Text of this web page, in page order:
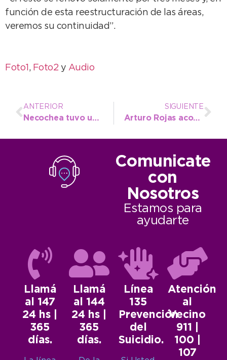
función de esta reestructuración de las áreas,
veremos su continuidad”.
Foto1 , Foto2 y Audio
ANTERIOR
Necochea tuvo un 63% de ocupación hotelera el fin de semana
SIGUIENTE
Arturo Rojas acompañó las actividades del Festival con las Escuelas de Verano
Comunicate
con
Nosotros
Estamos para
ayudarte
Llamá
al 147
24 hs |
365
días.
Llamá
al 144
24 hs |
365
días.
Línea
135
Prevención
del
Suicidio.
Atención
al
Vecino
911 |
100 |
107